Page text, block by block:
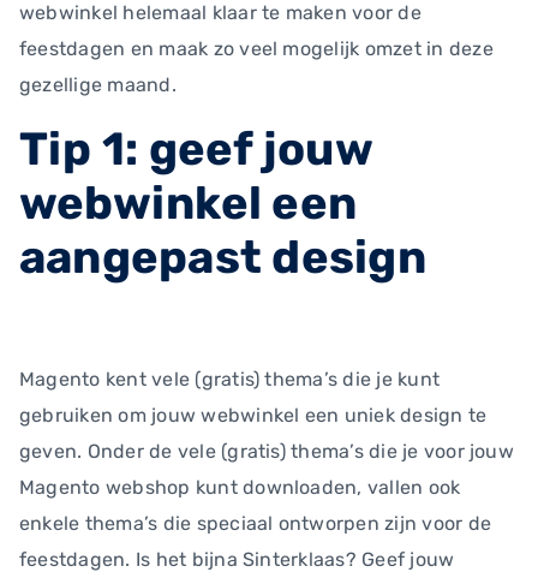
webwinkel helemaal klaar te maken voor de
feestdagen en maak zo veel mogelijk omzet in deze
gezellige maand.
Tip 1: geef jouw
webwinkel een
aangepast design
Magento kent vele (gratis) thema’s die je kunt
gebruiken om jouw webwinkel een uniek design te
geven. Onder de vele (gratis) thema’s die je voor jouw
Magento webshop kunt downloaden, vallen ook
enkele thema’s die speciaal ontworpen zijn voor de
feestdagen. Is het bijna Sinterklaas? Geef jouw